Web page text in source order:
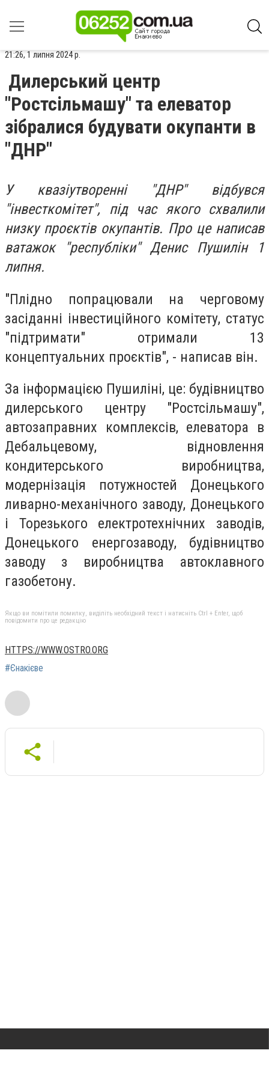
21:26, 1 липня 2024 р.
Дилерський центр
"Ростсільмашу" та елеватор
зібралися будувати окупанти в
"ДНР"
У квазіутворенні "ДНР" відбувся
"інвесткомітет", під час якого схвалили
низку проєктів окупантів. Про це написав
ватажок "республіки" Денис Пушилін 1
липня.
"Плідно попрацювали на черговому
засіданні інвестиційного комітету, статус
"підтримати" отримали 13
концептуальних проєктів", - написав він.
За інформацією Пушиліні, це: будівництво
дилерського центру "Ростсільмашу",
автозаправних комплексів, елеватора в
Дебальцевому, відновлення
кондитерського виробництва,
модернізація потужностей Донецького
ливарно-механічного заводу, Донецького
і Торезького електротехнічних заводів,
Донецького енергозаводу, будівництво
заводу з виробництва автоклавного
газобетону.
Якщо ви помітили помилку, виділіть необхідний текст і натисніть Ctrl + Enter, щоб
повідомити про це редакцію
HTTPS://WWW.OSTRO.ORG
#Єнакієве